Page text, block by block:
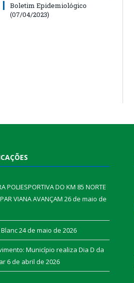
Boletim Epidemiológico
(07/04/2023)
POLIESPORTIVA DO KM 85 NORTE
VIANA AVANÇAM 26 de maio de
Blanc24 de maio de 2026
Município realiza Dia D da
6 de abril de 2026